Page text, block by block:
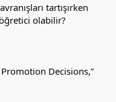
tartışırken
olabilir?
Decisions,”